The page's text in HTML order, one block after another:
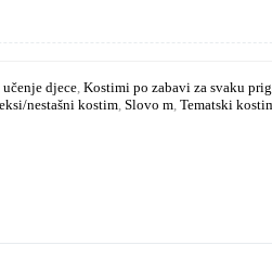
učenje djece Kostimi po zabavi za svaku
nestašni kostim Slovo m Tematski